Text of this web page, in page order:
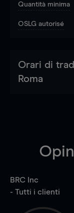
Quantità minima
OSLG autorisé
Orari di
Roma
BRC Inc
- Tutti i clienti